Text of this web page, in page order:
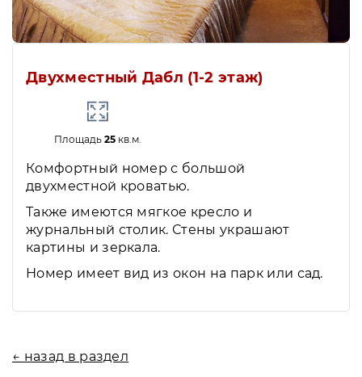
Двухместный Дабл (1-2 этаж)
Площадь 25кв.м.
Комфортный номер с большой
двухместной кроватью.
Также имеются мягкое кресло и
журнальный столик. Стены украшают
картины и зеркала.
Номер имеет вид из окон на парк или сад.
← назад в раздел